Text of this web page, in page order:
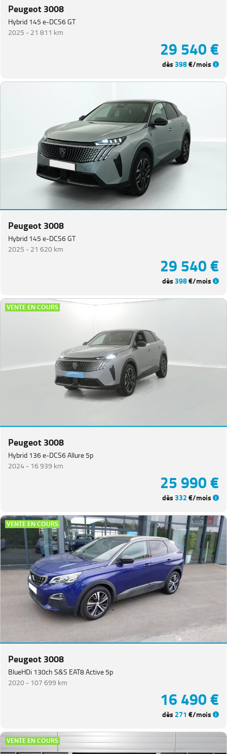
Peugeot 3008
Hybrid 145 e-DCS6 GT
2025 -21 811 km
29 540 €
dès398€/mois
Peugeot 3008
Hybrid 145 e-DCS6 GT
2025 -21 620 km
29 540 €
dès398€/mois
VENTE EN COURS
Peugeot 3008
Hybrid 136 e-DCS6 Allure 5p
2024 - 16 939 km
25 990 €
dès332€/mois
VENTE EN COURS
Peugeot 3008
BlueHDi 130ch S&S EAT8 Active 5p
2020 - 107 699 km
16 490 €
dès 271 €/mois
VENTE EN COURS